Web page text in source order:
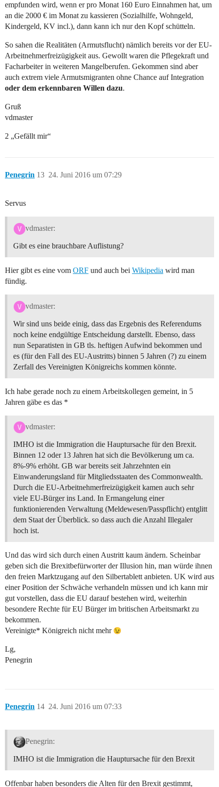
empfunden wird, wenn er pro Monat 160 Euro Einnahmen hat, um
an die 2000 € im Monat zu kassieren (Sozialhilfe, Wohngeld,
Kindergeld, KV incl.), dann kann ich nur den Kopf schütteln.
So sahen die Realitäten (Armutsflucht) nämlich bereits vor der EU-
Arbeitnehmerfreizügigkeit aus. Gewollt waren die Pflegekraft und
Facharbeiter in weiteren Mangelberufen. Gekommen sind aber
auch extrem viele Armutsmigranten ohne Chance auf Integration
oder dem erkennbaren Willen dazu.
Gruß
vdmaster
2 „Gefällt mir“
Penegrin 24. Juni 2016 um 07:29
13
Servus
vdmaster:
Gibt es eine brauchbare Auflistung?
Hier gibt es eine vom ORF und auch bei Wikipedia wird man
fündig.
vdmaster:
Wir sind uns beide einig, dass das Ergebnis des Referendums
noch keine endgültige Entscheidung darstellt. Ebenso, dass
nun Separatisten in GB tls. heftigen Aufwind bekommen und
es (für den Fall des EU-Austritts) binnen 5 Jahren (?) zu einem
Zerfall des Vereinigten Königreichs kommen könnte.
Ich habe gerade noch zu einem Arbeitskollegen gemeint, in 5
Jahren gäbe es das *
vdmaster:
IMHO ist die Immigration die Hauptursache für den Brexit.
Binnen 12 oder 13 Jahren hat sich die Bevölkerung um ca.
8%-9% erhöht. GB war bereits seit Jahrzehnten ein
Einwanderungsland für Mitgliedsstaaten des Commonwealth.
Durch die EU-Arbeitnehmerfreizügigkeit kamen auch sehr
viele EU-Bürger ins Land. In Ermangelung einer
funktionierenden Verwaltung (Meldewesen/Passpflicht) entglitt
dem Staat der Überblick. so dass auch die Anzahl Illegaler
hoch ist.
Und das wird sich durch einen Austritt kaum ändern. Scheinbar
geben sich die Brexitbefürworter der Illusion hin, man würde ihnen
den freien Marktzugang auf den Silbertablett anbieten. UK wird aus
einer Position der Schwäche verhandeln müssen und ich kann mir
gut vorstellen, dass die EU darauf bestehen wird, weiterhin
besondere Rechte für EU Bürger im britischen Arbeitsmarkt zu
bekommen.
Vereinigte* Königreich nicht mehr
Lg,
Penegrin
Penegrin 24. Juni 2016 um 07:33
14
Penegrin:
IMHO ist die Immigration die Hauptursache für den Brexit
Offenbar haben besonders die Alten für den Brexit gestimmt,